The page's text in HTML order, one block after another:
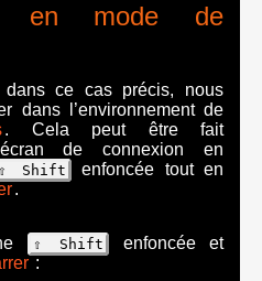
en mode de
dans ce cas précis, nous
dans l’environnement de
. Cela peut être fait
de connexion en
⇧ Shift
enfoncée tout en
.
⇧ Shift
enfoncée et
: